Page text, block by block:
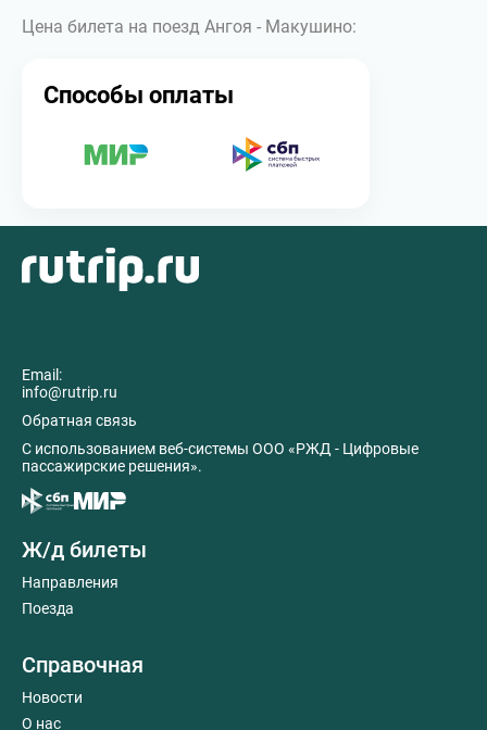
Цена билета на поезд Ангоя - Макушино:
Способы оплаты
Email:
info@rutrip.ru
Обратная связь
C использованием веб-системы ООО «РЖД - Цифровые
пассажирские решения».
Ж/д билеты
Направления
Поезда
Справочная
Новости
О нас